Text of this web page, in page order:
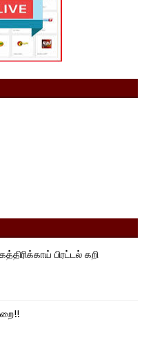
பிரட்டல் கறி